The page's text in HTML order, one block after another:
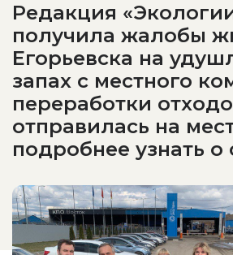
Редакция
получила жалобы
Егорьевска на
запах с местного
переработки
отправилась на
подробнее узнать о